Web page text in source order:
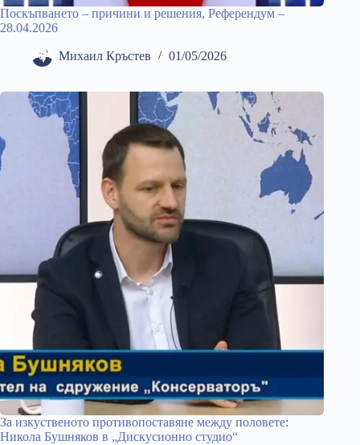
Поскъпването – причини и решения, Референдум –
28.04.2026
Михаил Кръстев 01/05/2026
За изкуственото противопоставяне между половете:
Никола Бушняков в „Дискусионно студио“